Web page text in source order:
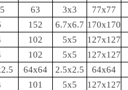
63 3x3 77x77
152 6.7x6.7 170x170
102 5x5 127x127
102 5x5 127x127
64x64 2.5x2.5 64x64
101 5x5 127x127